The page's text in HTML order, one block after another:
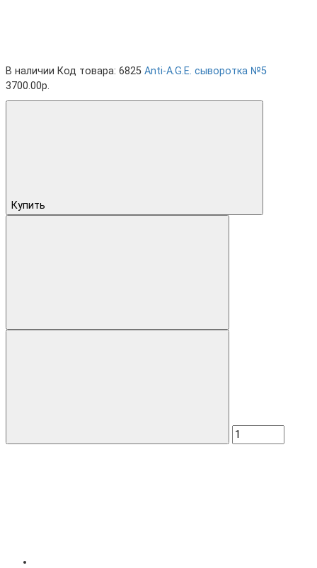
В наличии Код товара: 6825 Anti-A.G.E. cыворотка №5
3700.00р.
Купить